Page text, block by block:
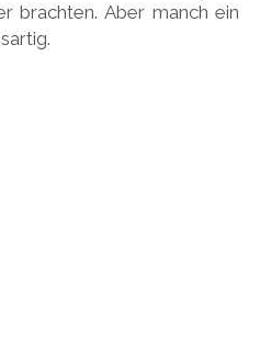
brachten. Aber manch ein